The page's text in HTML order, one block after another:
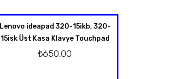
Lenovo ideapad 320-15ikb, 320-
15isk Üst Kasa Klavye Touchpad
₺650,00